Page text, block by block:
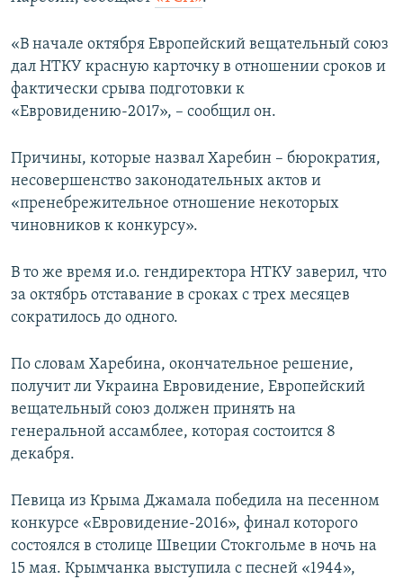
«В начале октября Европейский вещательный союз
дал НТКУ красную карточку в отношении сроков и
фактически срыва подготовки к
«Евровидению-2017», – сообщил он.
Причины, которые назвал Харебин – бюрократия,
несовершенство законодательных актов и
«пренебрежительное отношение некоторых
чиновников к конкурсу».
В то же время и.о. гендиректора НТКУ заверил, что
за октябрь отставание в сроках с трех месяцев
сократилось до одного.
По словам Харебина, окончательное решение,
получит ли Украина Евровидение, Европейский
вещательный союз должен принять на
генеральной ассамблее, которая состоится 8
декабря.
Певица из Крыма Джамала победила на песенном
конкурсе «Евровидение-2016», финал которого
состоялся в столице Швеции Стокгольме в ночь на
15 мая. Крымчанка выступила с песней «1944»,